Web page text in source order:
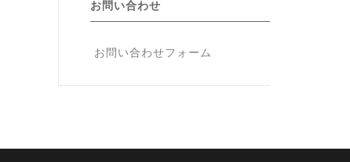
お問い合わせ
お問い合わせフォーム